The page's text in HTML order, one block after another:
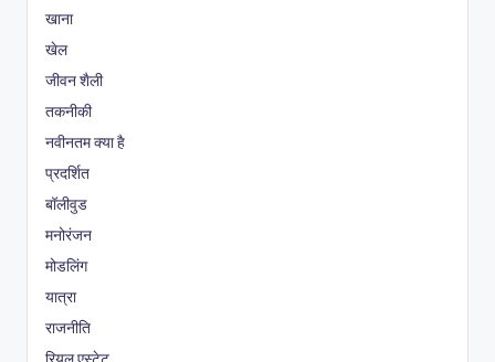
खाना
खेल
जीवन शैली
तकनीकी
नवीनतम क्या है
प्रदर्शित
बॉलीवुड
मनोरंजन
मोडलिंग
यात्रा
राजनीति